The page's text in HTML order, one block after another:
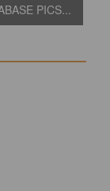
PICS...